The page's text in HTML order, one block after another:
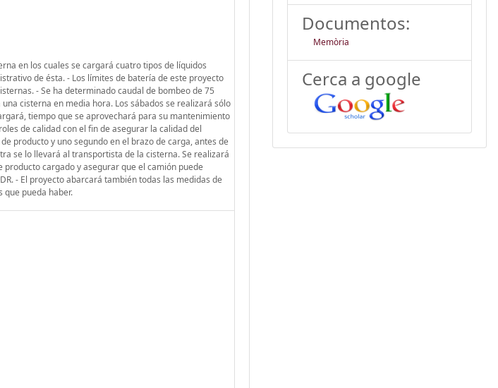
en los cuales se cargará cuatro tipos de líquidos
de ésta. - Los límites de batería de este proyecto
- Se ha determinado caudal de bombeo de 75
cisterna en media hora. Los sábados se realizará sólo
tiempo que se aprovechará para su mantenimiento
de calidad con el fin de asegurar la calidad del
producto y uno segundo en el brazo de carga, antes de
se lo llevará al transportista de la cisterna. Se realizará
cargado y asegurar que el camión puede
- El proyecto abarcará también todas las medidas de
que pueda haber.
Documentos:
Memòria
Cerca a google